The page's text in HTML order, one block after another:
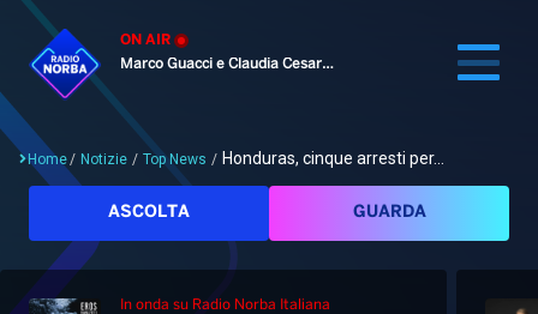
ON AIR
Marco Guacci e Claudia Cesaroni
Cerca
Home/ Notizie / Top News / Honduras, cinque arresti per...
ASCOLTA GUARDA
In onda su Radio Norba Italiana